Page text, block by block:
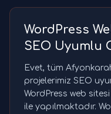
WordPress
SEO Uyumlu
Evet, tüm
projelerimiz SEO
WordPress web
ile yapılmaktadır.